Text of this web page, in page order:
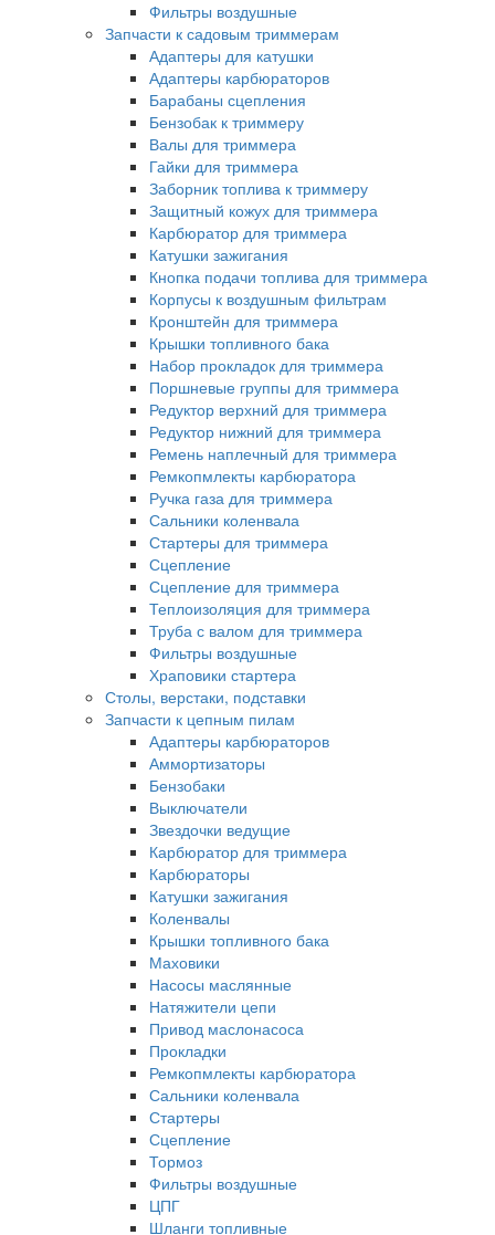
Фильтры воздушные
Запчасти к садовым триммерам
Адаптеры для катушки
Адаптеры карбюраторов
Барабаны сцепления
Бензобак к триммеру
Валы для триммера
Гайки для триммера
Заборник топлива к триммеру
Защитный кожух для триммера
Карбюратор для триммера
Катушки зажигания
Кнопка подачи топлива для триммера
Корпусы к воздушным фильтрам
Кронштейн для триммера
Крышки топливного бака
Набор прокладок для триммера
Поршневые группы для триммера
Редуктор верхний для триммера
Редуктор нижний для триммера
Ремень наплечный для триммера
Ремкопмлекты карбюратора
Ручка газа для триммера
Сальники коленвала
Стартеры для триммера
Сцепление
Сцепление для триммера
Теплоизоляция для триммера
Труба с валом для триммера
Фильтры воздушные
Храповики стартера
Столы, верстаки, подставки
Запчасти к цепным пилам
Адаптеры карбюраторов
Аммортизаторы
Бензобаки
Выключатели
Звездочки ведущие
Карбюратор для триммера
Карбюраторы
Катушки зажигания
Коленвалы
Крышки топливного бака
Маховики
Насосы маслянные
Натяжители цепи
Привод маслонасоса
Прокладки
Ремкопмлекты карбюратора
Сальники коленвала
Стартеры
Сцепление
Тормоз
Фильтры воздушные
ЦПГ
Шланги топливные